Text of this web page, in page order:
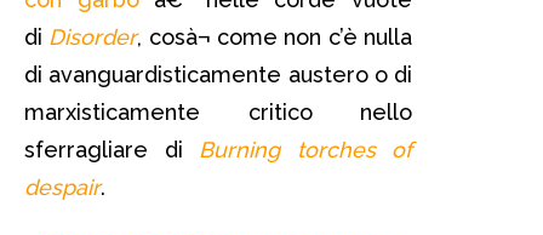
di Disorder, cosà¬ come non c’è nulla
di avanguardisticamente austero o di
marxisticamente critico nello
sferragliare di Burning torches of
despair.